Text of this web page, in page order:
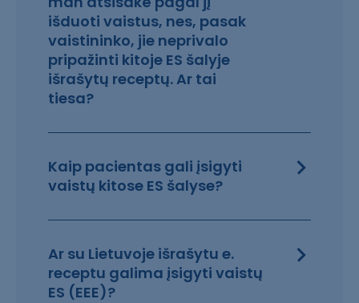
išduoti vaistus, nes, pasak
vaistininko, jie neprivalo
pripažinti kitoje ES šalyje
išrašytų receptų. Ar tai
tiesa?
Kaip pacientas gali įsigyti
vaistų kitose ES šalyse?
Ar su Lietuvoje išrašytu e.
receptu galima įsigyti vaistų
ES (EEE)?